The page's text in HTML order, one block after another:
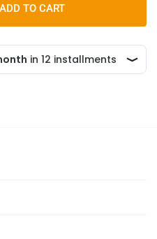
ADD TO CART